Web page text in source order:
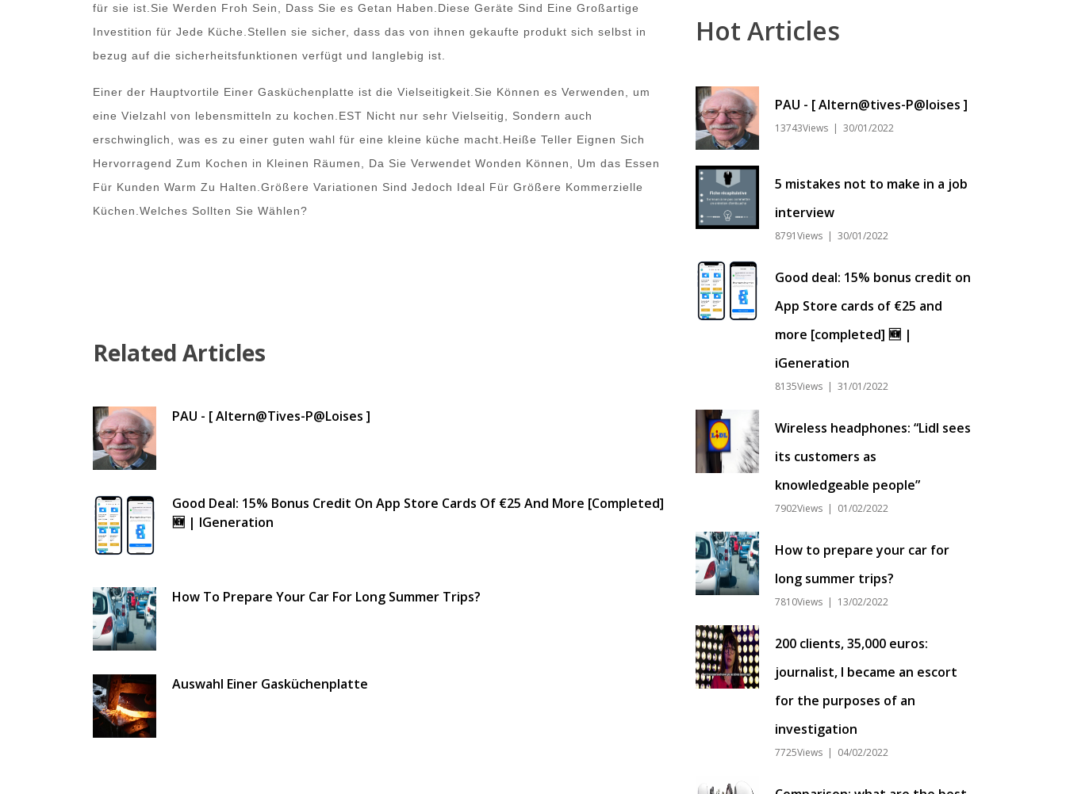
für sie ist.Sie Werden Froh Sein, Dass Sie es Getan Haben.Diese Geräte Sind Eine Großartige
Investition für Jede Küche.Stellen sie sicher, dass das von ihnen gekaufte produkt sich selbst in
bezug auf die sicherheitsfunktionen verfügt und langlebig ist.
Einer der Hauptvortile Einer Gasküchenplatte ist die Vielseitigkeit.Sie Können es Verwenden, um
eine Vielzahl von lebensmitteln zu kochen.EST Nicht nur sehr Vielseitig, Sondern auch
erschwinglich, was es zu einer guten wahl für eine kleine küche macht.Heiße Teller Eignen Sich
Hervorragend Zum Kochen in Kleinen Räumen, Da Sie Verwendet Wonden Können, Um das Essen
Für Kunden Warm Zu Halten.Größere Variationen Sind Jedoch Ideal Für Größere Kommerzielle
Küchen.Welches Sollten Sie Wählen?
Related Articles
PAU - [ Altern@tives-P@loises ]
Good Deal: 15% Bonus Credit On App Store Cards Of €25 And More [completed]
🆕 | IGeneration
How To Prepare Your Car For Long Summer Trips?
Auswahl Einer Gasküchenplatte
Hot Articles
PAU - [ Altern@tives-P@loises ]
13743Views | 30/01/2022
5 mistakes not to make in a job
interview
8791Views | 30/01/2022
Good deal: 15% bonus credit on
App Store cards of €25 and
more [completed] 🆕 |
iGeneration
8135Views | 31/01/2022
Wireless headphones: “Lidl sees
its customers as
knowledgeable people”
7902Views | 01/02/2022
How to prepare your car for
long summer trips?
7810Views | 13/02/2022
200 clients, 35,000 euros:
journalist, I became an escort
for the purposes of an
investigation
7725Views | 04/02/2022